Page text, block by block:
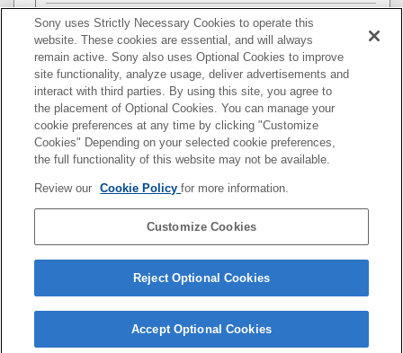
Lav lydstyrke
Lav lydkvalitet eller støj eller usædvanlig lyd kan
høres.
Der er regelmæssige lydudfald.
Støjannulleringen er ikke tilstrækkelig.
Bluetooth-forbindelse
Specifikationer
Sony uses Strictly Necessary Cookies to operate this
website. These cookies are essential, and will always
remain active. Sony also uses Optional Cookies to improve
site functionality, analyze usage, deliver advertisements and
interact with third parties. By using this site, you agree to
the placement of Optional Cookies. You can manage your
cookie preferences at any time by clicking "Customize
Cookies" Depending on your selected cookie preferences,
the full functionality of this website may not be available.
Review our Cookie Policyfor more information.
Customize Cookies
Reject Optional Cookies
Accept Optional Cookies